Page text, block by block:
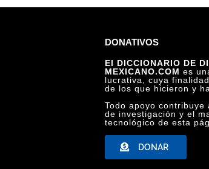
DONATIVOS
El DICCIONARIO DE
MEXICANO.COM es
lucrativa, cuya
de los que hicieron y
Todo apoyo
de investigación y el
tecnológico de esta
DONAR